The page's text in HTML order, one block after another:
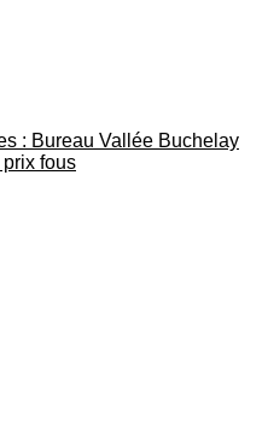
: Bureau Vallée Buchelay
prix fous